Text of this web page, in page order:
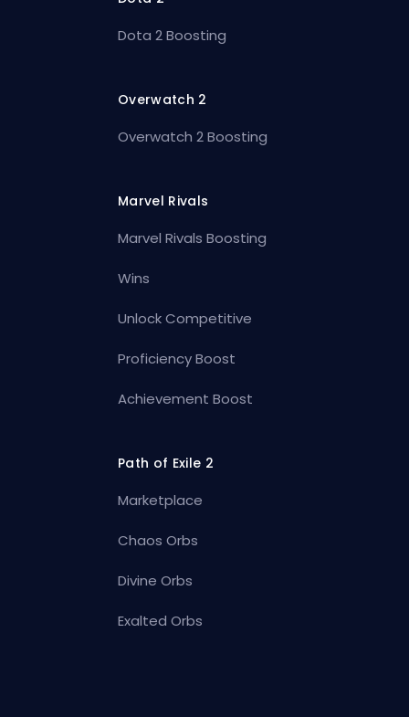
Dota 2 Boosting
Overwatch 2
Overwatch 2 Boosting
Marvel Rivals
Marvel Rivals Boosting
Wins
Unlock Competitive
Proficiency Boost
Achievement Boost
Path of Exile 2
Marketplace
Chaos Orbs
Divine Orbs
Exalted Orbs